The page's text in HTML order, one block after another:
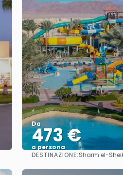
Da
473 €
a persona
Vedere
DESTINAZIONE:Sharm el-